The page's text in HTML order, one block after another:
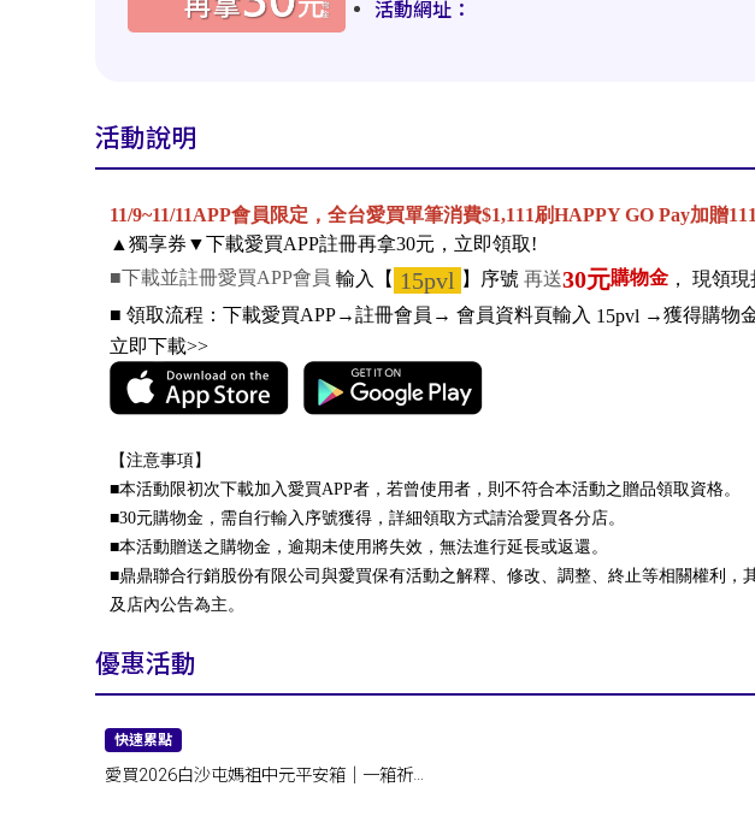
活動說明
11/9~11/11APP會員限定，全台愛買單筆消費$1,111刷HAPPY GO Pay加贈111
▲獨享券▼下載愛買APP註冊再拿30元，立即領取!
■下載並註冊愛買APP會員 輸入 【 15pvl 】 序號 再送30元購物金 ，
現領現
■ 領取流程：下載愛買APP→註冊會員→ 會員資料頁輸入 15pvl →獲得購物
立即下載>>
【注意事項】
■本活動限初次下載加入愛買APP者，若曾使用者，則不符合本活動之贈品領取資格。
■30元購物金，需自行輸入序號獲得，詳細領取方式請洽愛買各分店。
■本活動贈送之購物金，逾期未使用將失效，無法進行延長或返還。
■鼎鼎聯合行銷股份有限公司與愛買保有活動之解釋、修改、調整、終止等相關權利，
及店內公告為主。
優惠活動
快速累點
愛買2026白沙屯媽祖中元平安箱｜一箱祈